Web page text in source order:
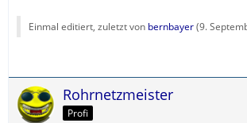
Einmal editiert, zuletzt von bernbayer(9.
Rohrnetzmeister
Profi